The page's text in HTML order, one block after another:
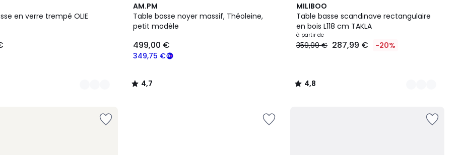
en verre trempé OLIE
AM.PM
Table basse noyer massif, Théoleine,
petit modèle
349,75 €
499,00 €
4,7
/ 5
4,7
/
MILIBOO
Table basse scandinave rectangulaire
en bois L118 cm TAKLA
à partir de
359,99 € 287,99 € -20%
4,8
/ 5
3
Couleurs
4,8
/